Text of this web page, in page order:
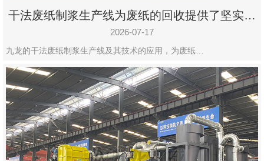
干法废纸制浆生产线为废纸的回收提供了坚实的
保障
2026-07-17
九龙的干法废纸制浆生产线及其技术的应用，为废纸…